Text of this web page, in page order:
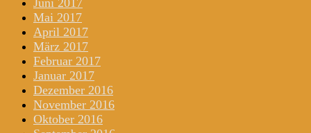
Mai 2017
April 2017
März 2017
Februar 2017
Januar 2017
Dezember 2016
November 2016
Oktober 2016